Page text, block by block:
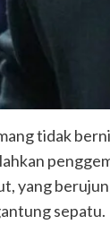
tidak
yang
sepatu.